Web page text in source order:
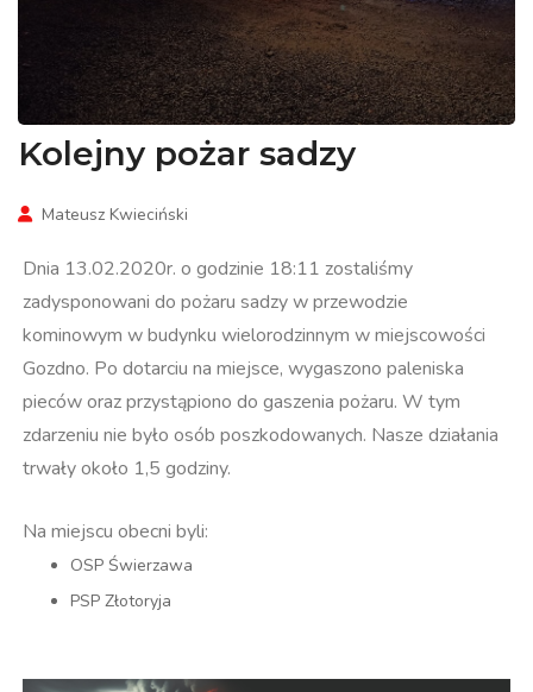
Kolejny pożar sadzy
Mateusz Kwieciński
Dnia 13.02.2020r. o godzinie 18:11 zostaliśmy
zadysponowani do pożaru sadzy w przewodzie
kominowym w budynku wielorodzinnym w miejscowości
Gozdno. Po dotarciu na miejsce, wygaszono paleniska
pieców oraz przystąpiono do gaszenia pożaru. W tym
zdarzeniu nie było osób poszkodowanych. Nasze działania
trwały około 1,5 godziny.
Na miejscu obecni byli:
OSP Świerzawa
PSP Złotoryja